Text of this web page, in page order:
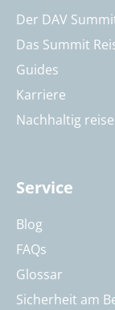
Der DAV
Das Summit
Guides
Karriere
Nachhaltig
Service
Blog
FAQs
Glossar
Sicherheit am